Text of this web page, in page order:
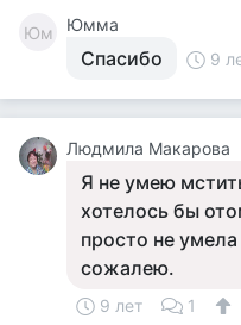
Юм Юмма
Спасибо 9
Людмила Макарова
Я не умею
хотелось бы
просто не
сожалею.
9 лет 1